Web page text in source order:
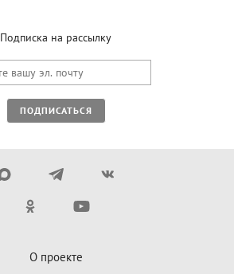
Подписка на рассылку
ПОДПИСАТЬСЯ
О проекте